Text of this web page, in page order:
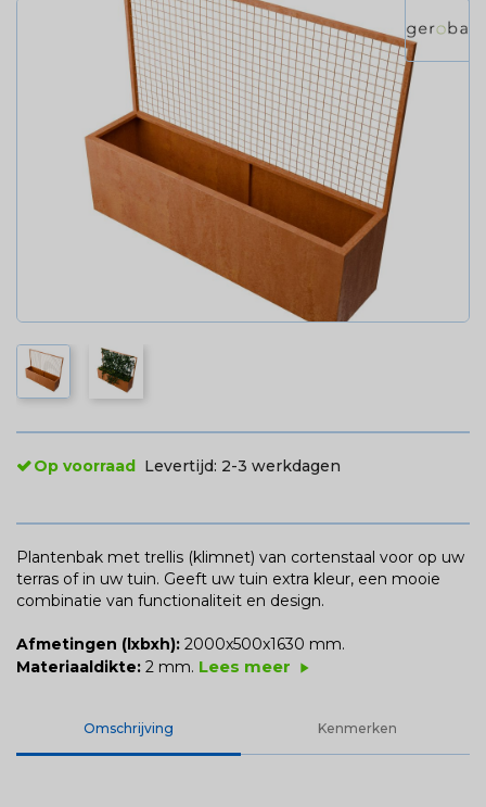
Op voorraad Levertijd: 2-3 werkdagen
Plantenbak met trellis (klimnet) van cortenstaal voor op uw
terras of in uw tuin. Geeft uw tuin extra kleur, een mooie
combinatie van functionaliteit en design.
Afmetingen (lxbxh): 2000x500x1630 mm.
Materiaaldikte: 2 mm. Lees meer play_arrow
Omschrijving Kenmerken